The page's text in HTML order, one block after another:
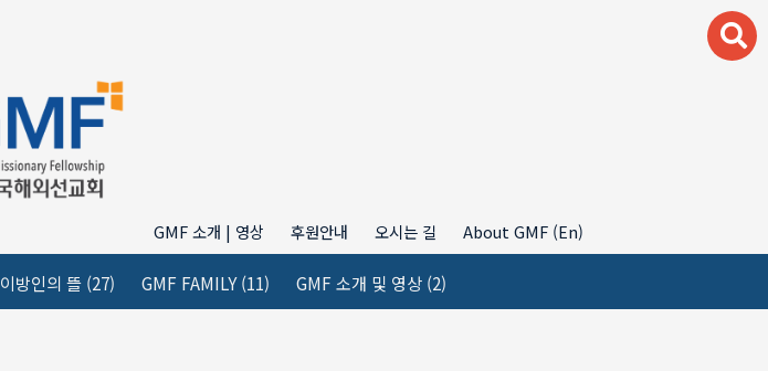
GMF 소개 | 영상 후원안내 오시는 길 About GMF (En)
이방인의 뜰 (27) GMF FAMILY(11) GMF 소개 및 영상 (2)